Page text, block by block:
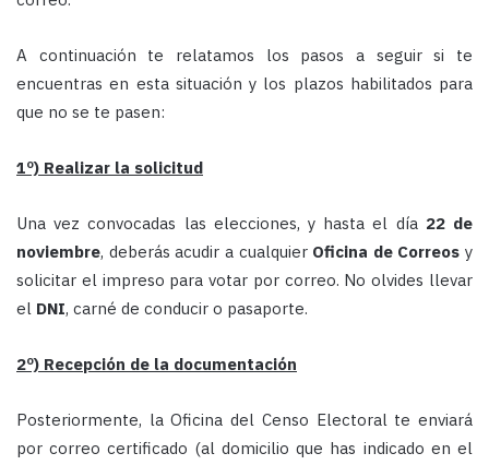
A continuación te relatamos los pasos a seguir si te
encuentras en esta situación y los plazos habilitados para
que no se te pasen:
1º) Realizar la solicitud
Una vez convocadas las elecciones, y hasta el día 22 de
noviembre, deberás acudir a cualquier Oficina de Correos y
solicitar el impreso para votar por correo. No olvides llevar
el DNI, carné de conducir o pasaporte.
2º) Recepción de la documentación
Posteriormente, la Oficina del Censo Electoral te enviará
por correo certificado (al domicilio que has indicado en el